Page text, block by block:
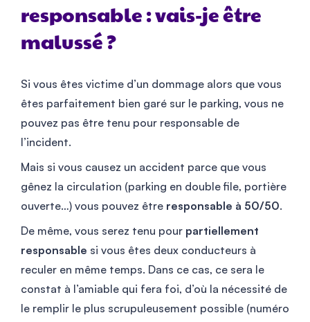
responsable : vais-je être
malussé ?
Si vous êtes victime d’un dommage alors que vous
êtes parfaitement bien garé sur le parking, vous ne
pouvez pas être tenu pour responsable de
l’incident.
Mais si vous causez un accident parce que vous
gênez la circulation (parking en double file, portière
ouverte…) vous pouvez être responsable à 50/50.
De même, vous serez tenu pour partiellement
responsable si vous êtes deux conducteurs à
reculer en même temps. Dans ce cas, ce sera le
constat à l’amiable qui fera foi, d’où la nécessité de
le remplir le plus scrupuleusement possible (numéro